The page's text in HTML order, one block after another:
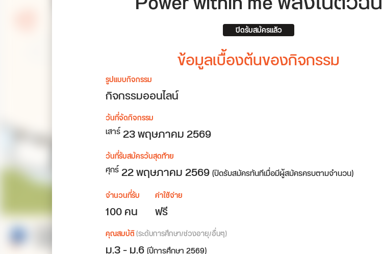
ปิดรับสมัครแล้ว
ข้อมูลเบื้องต้นของกิจกรรม
รูปแบบกิจกรรม
กิจกรรมออนไลน์
วันที่จัดกิจกรรม
เสาร์ 23พฤษภาคม 2569
วันที่รับสมัครวันสุดท้าย
ศุกร์ 22 พฤษภาคม 2569(ปิดรับสมัครทันทีเมื่อมีผู้สมัครครบตามจำนวน)
จำนวนที่รับ
100 คน
ค่าใช้จ่าย
ฟรี
คุณสมบัติ(ระดับการศึกษา/ช่วงอายุ/อื่นๆ)